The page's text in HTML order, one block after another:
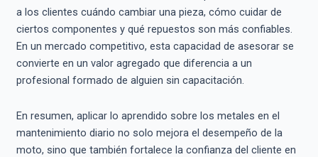
a los clientes cuándo cambiar una pieza, cómo cuidar de
ciertos componentes y qué repuestos son más confiables.
En un mercado competitivo, esta capacidad de asesorar se
convierte en un valor agregado que diferencia a un
profesional formado de alguien sin capacitación.
En resumen, aplicar lo aprendido sobre los metales en el
mantenimiento diario no solo mejora el desempeño de la
moto, sino que también fortalece la confianza del cliente en